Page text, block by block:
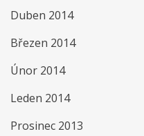
Duben 2014
Březen 2014
Únor 2014
Leden 2014
Prosinec 2013